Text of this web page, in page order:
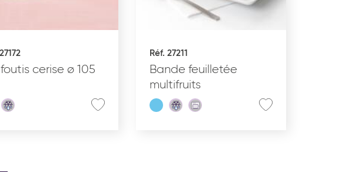
cerise ø 105
Réf. 27211
Bande feuilletée
multifruits